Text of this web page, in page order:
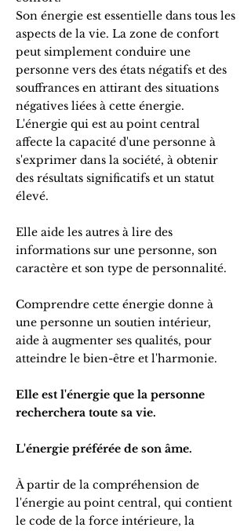
Son énergie est essentielle dans tous les
aspects de la vie. La zone de confort
peut simplement conduire une
personne vers des états négatifs et des
souffrances en attirant des situations
négatives liées à cette énergie.
L'énergie qui est au point central
affecte la capacité d'une personne à
s'exprimer dans la société, à obtenir
des résultats significatifs et un statut
élevé.
Elle aide les autres à lire des
informations sur une personne, son
caractère et son type de personnalité.
Comprendre cette énergie donne à
une personne un soutien intérieur,
aide à augmenter ses qualités, pour
atteindre le bien-être et l'harmonie.
Elle est l'énergie que la personne
recherchera toute sa vie.
L'énergie préférée de son âme.
À partir de la compréhension de
l'énergie au point central, qui contient
le code de la force intérieure, la